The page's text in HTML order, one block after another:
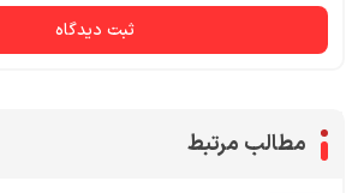
ثبت دیدگاه
مطالب مرتبط